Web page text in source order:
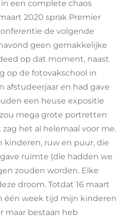
een complete chaos
2020 sprak Premier
de volgende
geen gemakkelijke
op dat moment, naast
op de fotovakschool in
afstudeerjaar en had gave
een heuse expositie
mega grote portretten
het al helemaal voor me.
kinderen, ruw en puur, die
ruimte (die hadden we
zouden worden. Elke
droom. Totdat 16 maart
één week tijd mijn kinderen
maar bestaan heb